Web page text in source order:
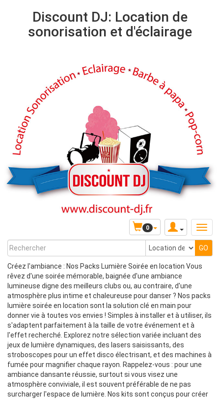
Discount DJ: Location de
sonorisation et d'éclairage
0
Créez l'ambiance : Nos Packs Lumière Soirée en location Vous
rêvez d'une soirée mémorable, baignée d'une ambiance
lumineuse digne des meilleurs clubs ou, au contraire, d'une
atmosphère plus intime et chaleureuse pour danser ? Nos packs
lumière soirée en location sont la solution clé en main pour
donner vie à toutes vos envies ! Simples à installer et à utiliser, ils
s'adaptent parfaitement à la taille de votre événement et à
l'effet recherché. Explorez notre sélection variée incluant des
jeux de lumière dynamiques, des lasers saisissants, des
stroboscopes pour un effet disco électrisant, et des machines à
fumée pour magnifier chaque rayon. Rappelez-vous : pour une
ambiance dansante réussie, surtout si vous visez une
atmosphère conviviale, il est souvent préférable de ne pas
surcharger l'espace de lumière. Nos kits sont conçus pour créer